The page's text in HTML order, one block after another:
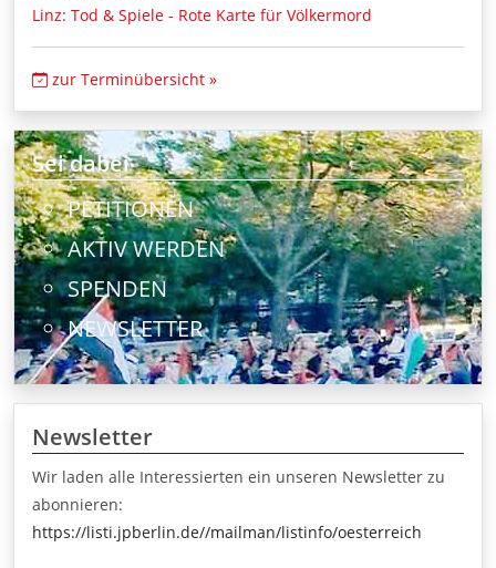
Linz: Tod & Spiele - Rote Karte für Völkermord
zur Terminübersicht »
Sei dabei
PETITIONEN
AKTIV WERDEN
SPENDEN
NEWSLETTER
Newsletter
Wir laden alle Interessierten ein unseren Newsletter zu
abonnieren:
https://listi.jpberlin.de//mailman/listinfo/oesterreich